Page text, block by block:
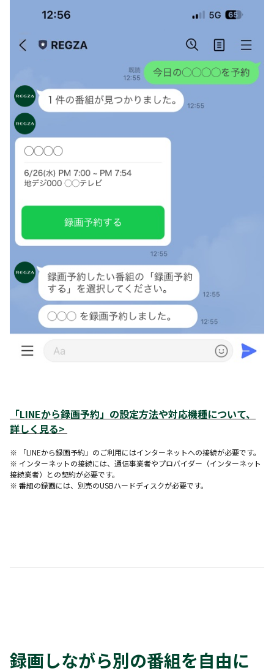
「LINEから録画予約」の設定方法や対応機種について、
詳しく見る>
※ 「LINEから録画予約」のご利用にはインターネットへの接続が必要です。
※ インターネットの接続には、通信事業者やプロバイダー（インターネット
接続業者）との契約が必要です。
※ 番組の録画には、別売のUSBハードディスクが必要です。
録画しながら別の番組を自由に